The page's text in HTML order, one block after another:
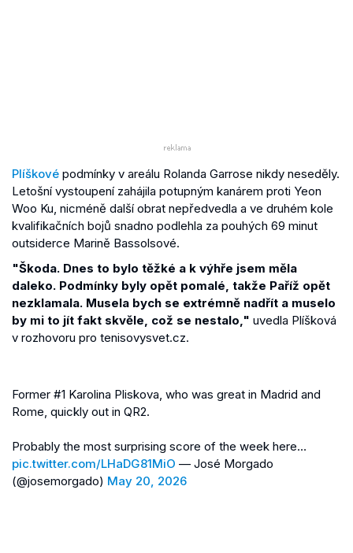
Plíškové podmínky v areálu Rolanda Garrose nikdy neseděly.
Letošní vystoupení zahájila potupným kanárem proti Yeon
Woo Ku, nicméně další obrat nepředvedla a ve druhém kole
kvalifikačních bojů snadno podlehla za pouhých 69 minut
outsiderce Marině Bassolsové.
"Škoda. Dnes to bylo těžké a k výhře jsem měla
daleko. Podmínky byly opět pomalé, takže Paříž opět
nezklamala. Musela bych se extrémně nadřít a muselo
by mi to jít fakt skvěle, což se nestalo," uvedla Plíšková
v rozhovoru pro tenisovysvet.cz.
Former #1 Karolina Pliskova, who was great in Madrid and
Rome, quickly out in QR2.
Probably the most surprising score of the week here…
pic.twitter.com/LHaDG81MiO — José Morgado
(@josemorgado) May 20, 2026